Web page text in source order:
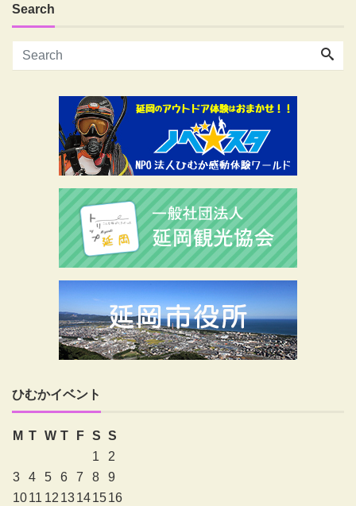
Search
ひむかイベント
M T W T F S S
1
2
3
4 5 6 7 8
9
1011 12 13141516